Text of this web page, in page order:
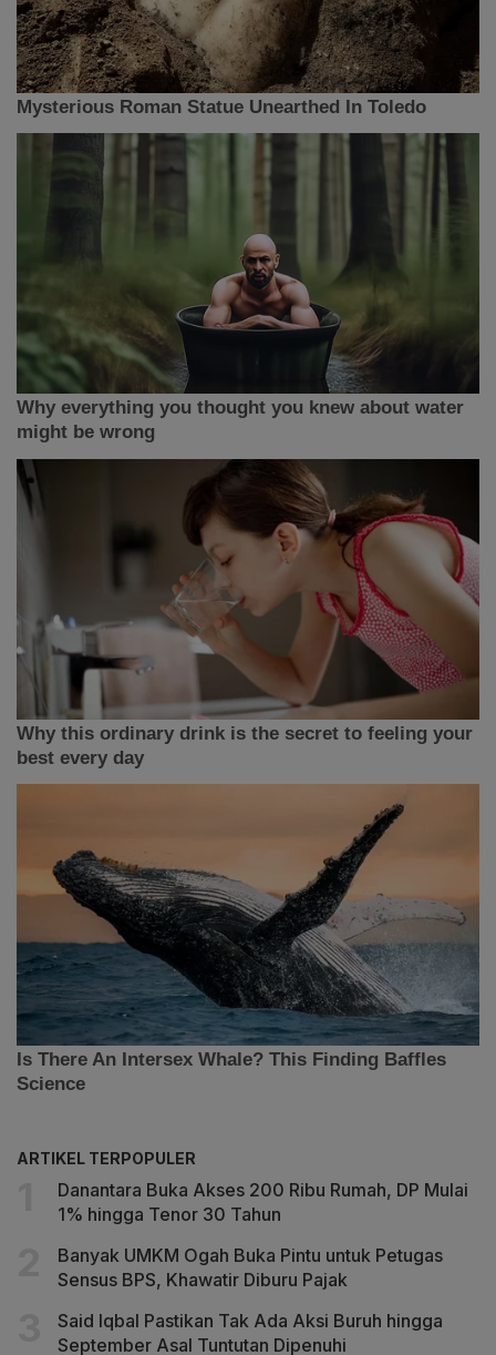
ARTIKEL TERPOPULER
Danantara Buka Akses 200 Ribu Rumah, DP Mulai
1% hingga Tenor 30 Tahun
Banyak UMKM Ogah Buka Pintu untuk Petugas
Sensus BPS, Khawatir Diburu Pajak
Said Iqbal Pastikan Tak Ada Aksi Buruh hingga
September Asal Tuntutan Dipenuhi